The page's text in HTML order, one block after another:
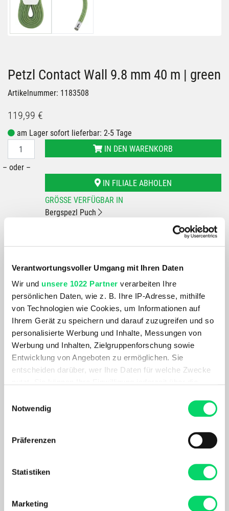
Verantwortungsvoller Umgang mit Ihren Daten
Wir und unsere 1022 Partner verarbeiten Ihre
persönlichen Daten, wie z. B. Ihre IP-Adresse, mithilfe
von Technologien wie Cookies, um Informationen auf
Ihrem Gerät zu speichern und darauf zuzugreifen und so
personalisierte Werbung und Inhalte, Messungen von
Werbung und Inhalten, Zielgruppenforschung sowie
Entwicklung von Angeboten zu ermöglichen. Sie
entscheiden darüber, wer Ihre Daten für welche Zwecke
Trigger Symbol ändern oder widerrufen
Informationen über Ihre geografische Lage
können
bestimmten Merkmalen (Fingerprinting) identifizieren
Erfahren Sie mehr darüber, wie Ihre persönlichen Daten
Notwendig
Präferenzen
Statistiken
Marketing
Petzl Contact Wall 9.8 mm 40 m | green
Artikelnummer: 1183508
119,99 €
am Lager sofort lieferbar: 2-5 Tage
IN DEN WARENKORB
– oder –
IN FILIALE ABHOLEN
GRÖSSE VERFÜGBAR IN
Bergspezl Puch
Wir rufen dich an und beraten dich gerne.
PRODUKTDETAILS
Geschlecht
Unisex
Einsatzbereich
Hallenklettern, Sportklettern
Gewicht in g
2400
Produkteigenschaften
Leicht, griffig, abriebfest,
Verwendete Materialien
Materialeigenschaften
ClimbReady-Technologie
Mittelmarkierung,
verstärkte Seilenden / Dicker
EverFlex / UltraSonic Finish /